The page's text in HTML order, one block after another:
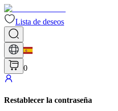
Lista de deseos
0
Restablecer la contraseña